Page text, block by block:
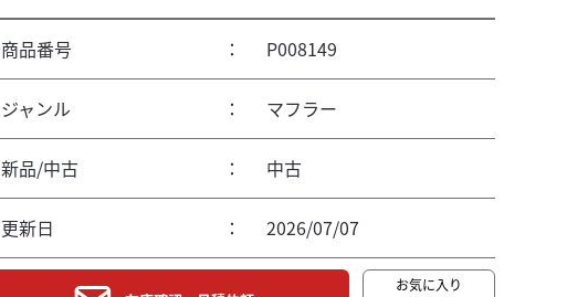
商品番号 ： P008149
ジャンル ： マフラー
新品/中古 ： 中古
更新日 ： 2026/07/07
お気に入り